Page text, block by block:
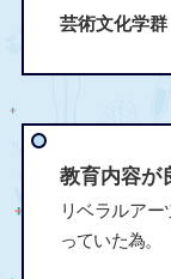
芸術文化学群
教育内容が
リベラルア
っていた為。